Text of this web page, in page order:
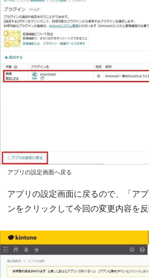
アプリの設定画面へ戻る
アプリの設定画面に戻るので、「ア
ンをクリックして今回の変更内容を反